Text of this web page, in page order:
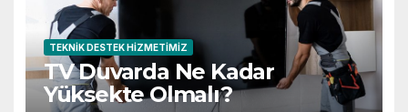
TEKNIK DESTEK HIZMETIMIZ
TV Duvarda Ne Kadar
Yüksekte Olmalı?